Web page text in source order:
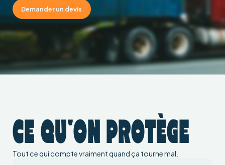
Demander un devis
CE QU'ON PROTÈGE
Tout ce qui compte vraiment quand ça tourne mal.